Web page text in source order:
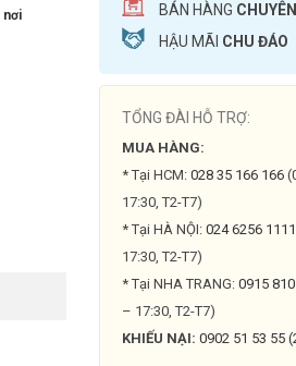
nơi
BÁN HÀNG
HẬU MÃI CHU ĐÁO
TỔNG ĐÀI HỖ TRỢ:
MUA HÀNG:
* Tại HCM: 028 35 166 166
17:30, T2-T7)
* Tại HÀ NỘI: 024 6256 1111
17:30, T2-T7)
* Tại NHA TRANG: 0915
– 17:30, T2-T7)
KHIẾU NẠI: 0902 51 53 55